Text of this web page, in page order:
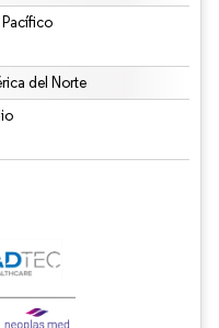
Pacífico
del Norte
atribución según CC BY 4.0.